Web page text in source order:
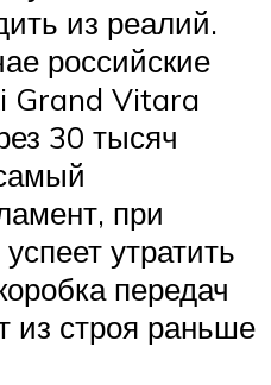
из реалий.
российские
Grand Vitara
30 тысяч
при
утратить
передач
из строя раньше